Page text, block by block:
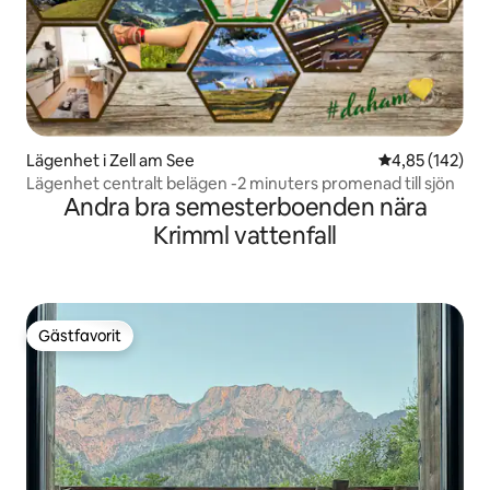
Lägenhet i Zell am See 4,85 av 5 i
4,85 (142)
Lägenhet centralt belägen -2 minuters promenad till sjön
Andra bra semesterboenden nära
Krimml vattenfall
Gästfavorit
Gästfavorit